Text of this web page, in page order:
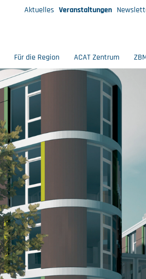
Aktuelles Veranstaltungen
Für die Region ACAT Zentrum